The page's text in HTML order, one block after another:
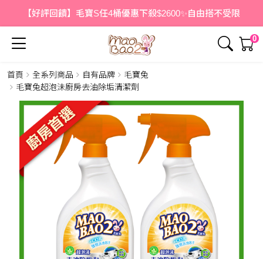
【好評回饋】毛寶S任4桶優惠下殺$2600✨自由搭不受限
0
簡介 內容
首頁 全系列商品 自有品牌
毛寶兔
毛寶兔超泡沬廚房去油除垢清潔劑